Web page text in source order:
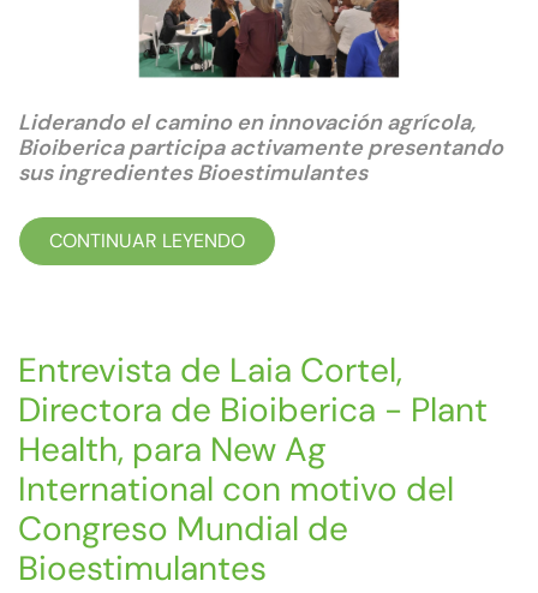
Liderando el camino en innovación agrícola,
Bioiberica participa activamente presentando
sus ingredientes Bioestimulantes
CONTINUAR LEYENDO
Entrevista de Laia Cortel,
Directora de Bioiberica - Plant
Health, para New Ag
International con motivo del
Congreso Mundial de
Bioestimulantes